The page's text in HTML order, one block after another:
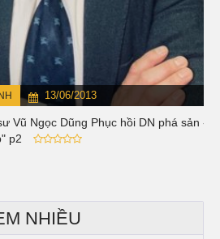
13/06/2013
Vũ Ngọc Dũng Phục hồi DN phá sản -
p2
NHIỀU